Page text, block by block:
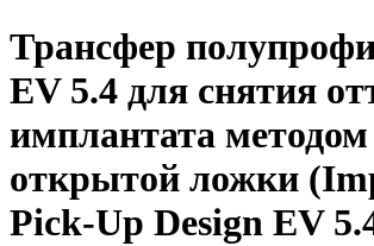
Трансфер
EV 5.4 для снятия
имплантата методом
открытой ложки
Pick-Up Design EV